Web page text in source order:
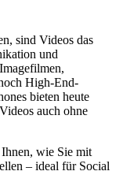
sind Videos das
und
High-End-
bieten heute
auch ohne
wie Sie mit
– ideal für Social